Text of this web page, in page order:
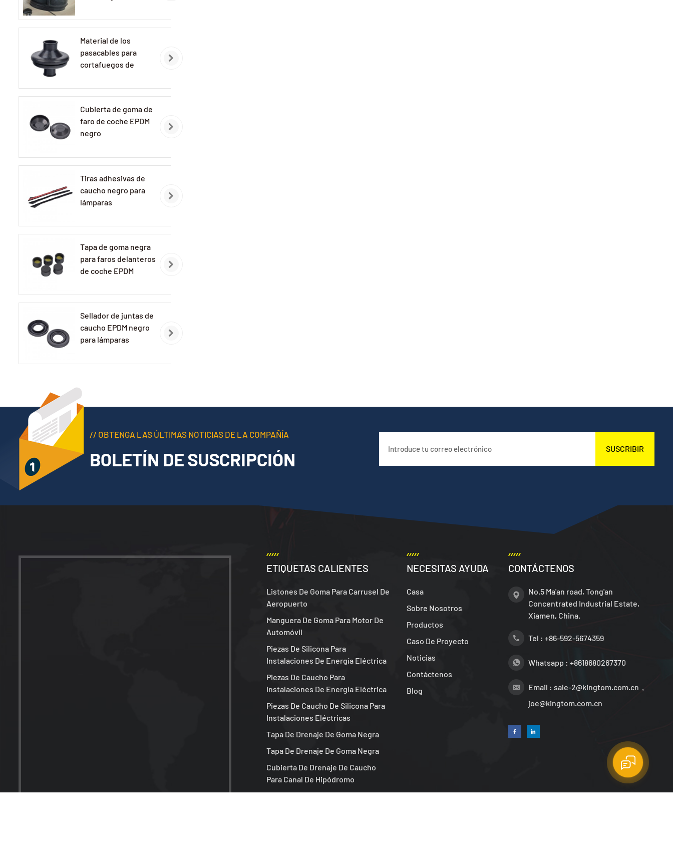
Material de los
pasacables para
cortafuegos de
Pasacables de
Cubierta de goma de
faro de coche EPDM
negro
Tiras adhesivas de
caucho negro para
lámparas
Tapa de goma negra
para faros delanteros
de coche EPDM
Sellador de juntas de
caucho EPDM negro
para lámparas
// OBTENGA LAS ÚLTIMAS NOTICIAS DE LA COMPAÑÍA
BOLETÍN DE SUSCRIPCIÓN SUSCRIBIR
ETIQUETAS CALIENTES
Listones De Goma Para Carrusel De
Aeropuerto
Manguera De Goma Para Motor De
Automóvil
Piezas De Silicona Para
Instalaciones De Energía Eléctrica
Piezas De Caucho Para
Instalaciones De Energía Eléctrica
Piezas De Caucho De Silicona Para
Instalaciones Eléctricas
Tapa De Drenaje De Goma Negra
Tapa De Drenaje De Goma Negra
Cubierta De Drenaje De Caucho
Para Canal De Hipódromo
Piezas De Goma Negras Para Coche
NECESITAS AYUDA
Casa
Sobre Nosotros
Productos
Caso De Proyecto
Noticias
Contáctenos
Blog
CONTÁCTENOS
No.5 Ma'an road, Tong'an
Concentrated Industrial Estate,
Xiamen, China.
Tel : +86-592-5674359
Whatsapp : +8618680267370
Email : sale-2@kingtom.com.cn，
joe@kingtom.com.cn